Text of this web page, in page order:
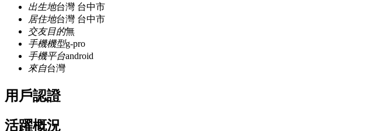
出生地台灣 台中市
居住地台灣 台中市
交友目的無
手機機型g-pro
手機平台android
來自台灣
用戶認證
活躍概況